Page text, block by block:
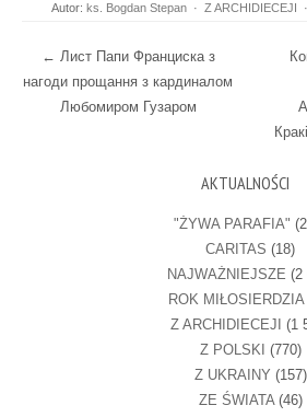
Autor: ks. Bogdan Stepan · Z ARCHIDIECEJI ·
Post navigation
← Лист Папи Франциска з
нагоди прощання з кардиналом
Любомиром Гузаром
AKTUALNOŚCI
"ŻYWA PARAFIA"
CARITAS (18)
NAJWAŻNIEJSZE (2
ROK MIŁOSIERDZIA
Z ARCHIDIECEJI (1
Z POLSKI (770)
Z UKRAINY (157)
ZE ŚWIATA(46)